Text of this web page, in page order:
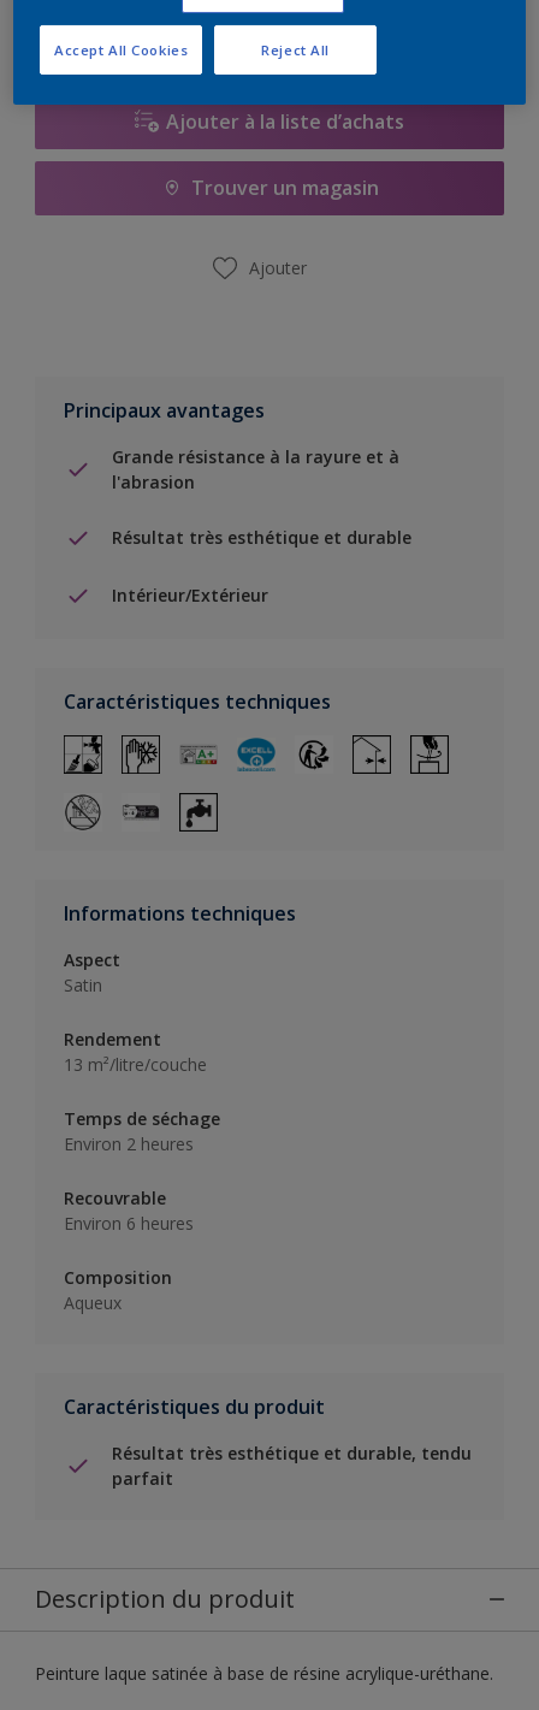
Ajouter à la liste d’achats
Trouver un magasin
Ajouter
Principaux avantages
Grande résistance à la rayure et à
l'abrasion
Résultat très esthétique et durable
Intérieur/Extérieur
Caractéristiques techniques
Informations techniques
Aspect
Satin
Rendement
13 m²/litre/couche
Temps de séchage
Environ 2 heures
Recouvrable
Environ 6 heures
Composition
Aqueux
Caractéristiques du produit
Résultat très esthétique et durable, tendu
parfait
Description du produit
Peinture laque satinée à base de résine acrylique-uréthane.
Reject All
Accept All Cookies